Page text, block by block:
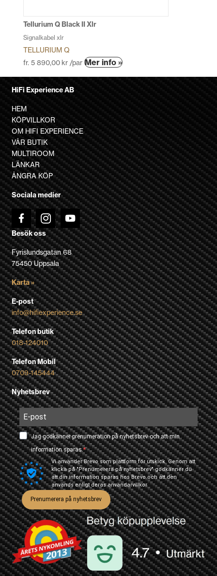
Tellurium Q Black II Xlr
Signalkabel xlr
TELLURIUM Q
fr. 5 890,00 kr /par Mer info »Den
varianter.
De
olika
alternativen
kan
väljas
på
produktsidan
HiFi Experience AB
HEM
KÖPVILLKOR
OM HIFI EXPERIENCE
VÅR BUTIK
MULTIROOM
LÄNKAR
ÅNGRA KÖP
Sociala medier
Besök oss
Fyrislundsgatan 68
75450 Uppsala
Karta »
E-post
info@hifiexperience.se
Telefon butik
018-124010
Telefon Mobil
0709-145444
Nyhetsbrev
Jag godkänner prenumeration på nyhetsbrev och att min
information sparas.
Vi använder Brevo som plattform för utskick. Genom att
klicka på "Prenumerera på nyhetsbrev" godkänner du
att din information sparas hos Brevo och att den
används enligt derasanvändarvillkor
Prenumerera på nyhetsbrev